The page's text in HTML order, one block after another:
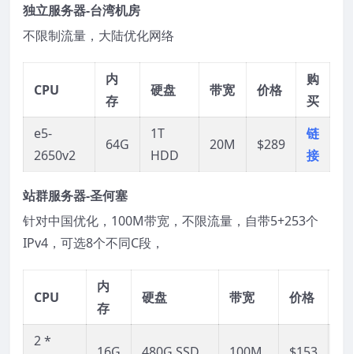
独立服务器-台湾机房
不限制流量，大陆优化网络
CPU
内
存
硬盘 带宽 价格
购
买
e5-
2650v2
64G
1T
HDD
20M $289
链
接
站群服务器-圣何塞
针对中国优化，100M带宽，不限流量，自带5+253个
IPv4，可选8个不同C段，
CPU
内
存
硬盘 带宽 价格
2 *